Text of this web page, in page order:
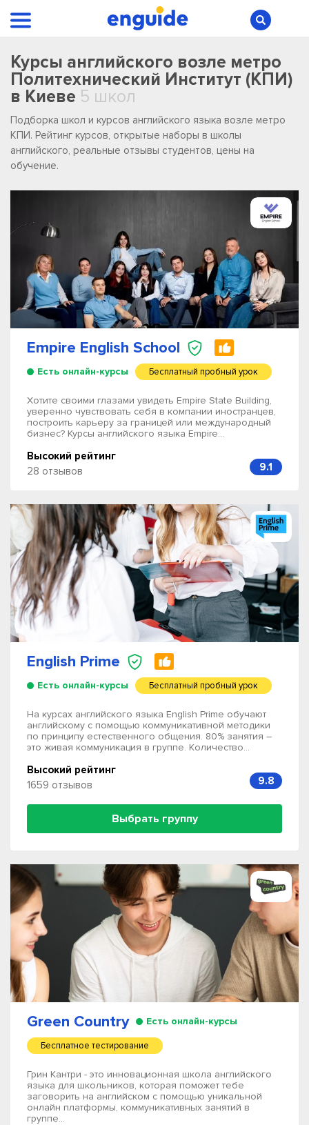
Курсы английского возле метро
Политехнический Институт (КПИ)
в Киеве 5 школ
Подборка школ и курсов английского языка возле метро
КПИ. Рейтинг курсов, открытые наборы в школы
английского, реальные отзывы студентов, цены на
обучение.
Empire English School
Есть онлайн-курсы Бесплатный пробный урок
Хотите своими глазами увидеть Empire State Building,
уверенно чувствовать себя в компании иностранцев,
построить карьеру за границей или международный
бизнес? Курсы английского языка Empire...
Высокий рейтинг
28 отзывов
9.1
English Prime
Есть онлайн-курсы Бесплатный пробный урок
На курсах английского языка English Prime обучают
английскому с помощью коммуникативной методики
по принципу естественного общения. 80% занятия –
это живая коммуникация в группе. Количество...
Высокий рейтинг
1659 отзывов
9.8
Выбрать группу
Green Country Есть онлайн-курсы
Бесплатное тестирование
Грин Кантри - это инновационная школа английского
языка для школьников, которая поможет тебе
заговорить на английском с помощью уникальной
онлайн платформы, коммуникативных занятий в
группе...